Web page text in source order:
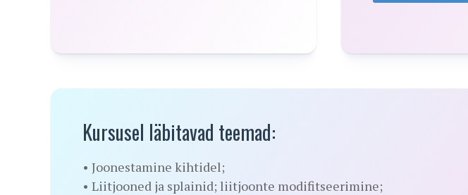
Kursusel läbitavad teemad:
• Joonestamine kihtidel;
• Liitjooned ja splainid; liitjoonte modifitseerimine;